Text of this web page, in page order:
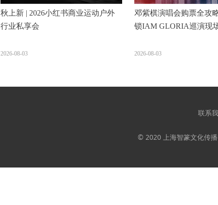
秋上新 | 2026小红书商业运动户外
行业私享会
2026-08-03
邓紫棋演唱会购票全攻
锁IAM GLORIA巡演现
2026-08-03
联系
© 2020 上海智篆文化传